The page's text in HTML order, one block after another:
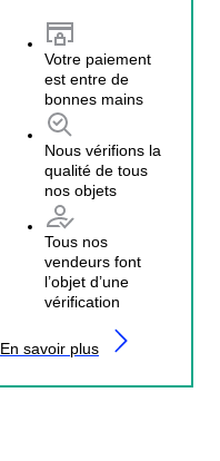
Votre paiement
est entre de
bonnes mains
Nous vérifions la
qualité de tous
nos objets
Tous nos
vendeurs font
l’objet d’une
vérification
En savoir plus